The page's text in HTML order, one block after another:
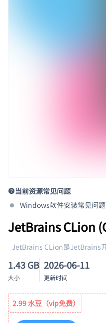
当前资源常见问题
Windows软件安装常见问题
JetBrains CLion
JetBrains CLion是JetBrains
1.43 GB
大小
2026-06-11
更新时间
2.99 水豆（vip免费）